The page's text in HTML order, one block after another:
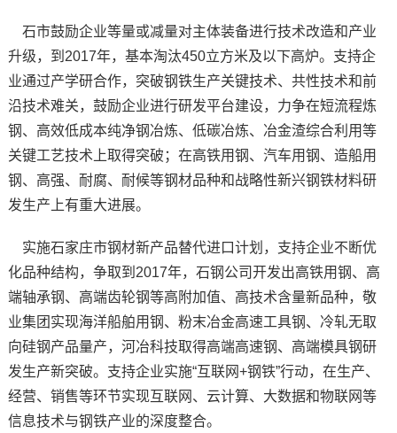
石市鼓励企业等量或减量对主体装备进行技术改造和产业
升级，到2017年，基本淘汰450立方米及以下高炉。支持企
业通过产学研合作，突破钢铁生产关键技术、共性技术和前
沿技术难关，鼓励企业进行研发平台建设，力争在短流程炼
钢、高效低成本纯净钢冶炼、低碳冶炼、冶金渣综合利用等
关键工艺技术上取得突破；在高铁用钢、汽车用钢、造船用
钢、高强、耐腐、耐候等钢材品种和战略性新兴钢铁材料研
发生产上有重大进展。
实施石家庄市钢材新产品替代进口计划，支持企业不断优
化品种结构，争取到2017年，石钢公司开发出高铁用钢、高
端轴承钢、高端齿轮钢等高附加值、高技术含量新品种，敬
业集团实现海洋船舶用钢、粉末冶金高速工具钢、冷轧无取
向硅钢产品量产，河冶科技取得高端高速钢、高端模具钢研
发生产新突破。支持企业实施“互联网+钢铁”行动，在生产、
经营、销售等环节实现互联网、云计算、大数据和物联网等
信息技术与钢铁产业的深度整合。